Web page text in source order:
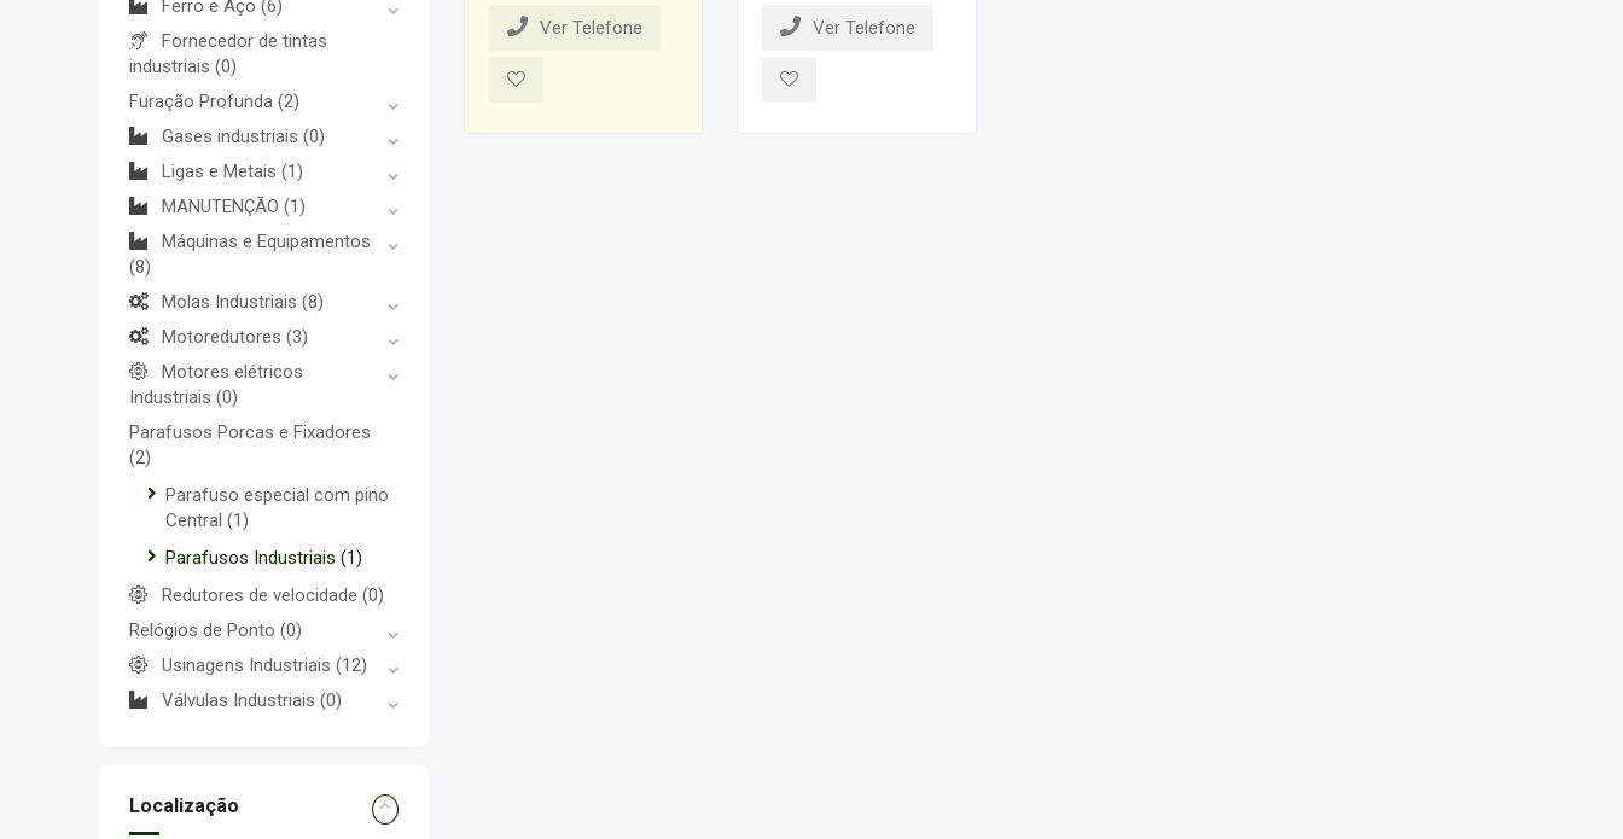
Ferro e Aço (6)
Fornecedor de tintas
industriais (0)
Furação Profunda (2)
Gases industriais (0)
Ligas e Metais (1)
MANUTENÇÃO (1)
Máquinas e Equipamentos
(8)
Molas Industriais (8)
Motoredutores (3)
Motores elétricos
Industriais (0)
Parafusos Porcas e Fixadores
(2)
Parafuso especial com pino
Central (1)
Parafusos Industriais (1)
Redutores de velocidade (0)
Relógios de Ponto (0)
Usinagens Industriais (12)
Válvulas Industriais (0)
Localização
Ver Telefone Ver Telefone